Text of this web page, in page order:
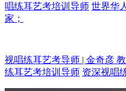
唱练耳艺考培训导师 世界华
家；
视唱练耳艺考导师 | 金奇彦
练耳艺考培训导师 资深视唱